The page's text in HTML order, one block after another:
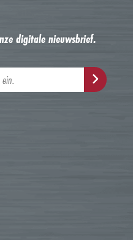
digitale nieuwsbrief.